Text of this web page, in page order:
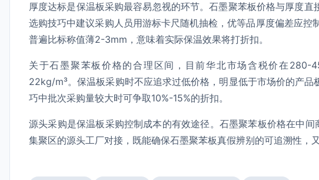
厚度达标是保温板采购最容易忽视的环节。石墨聚苯板价格与厚度
选购技巧中建议采购人员用游标卡尺随机抽检，优等品厚度偏差应
普遍比标称值薄2-3mm，意味着实际保温效果将打折扣。
关于石墨聚苯板价格的合理区间，目前华北市场含税价在280-
22kg/m³。保温板采购时不应追求过低价格，明显低于市场价的产品
巧中批次采购量较大时可争取10%-15%的折扣。
源头采购是保温板采购控制成本的有效途径。石墨聚苯板价格在中
集聚区的源头工厂对接，既能确保石墨聚苯板真假辨别的可追溯性，